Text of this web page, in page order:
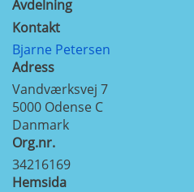
Avdelning
Kontakt
Bjarne Petersen
Adress
Vandværksvej 7
5000 Odense C
Danmark
Org.nr.
34216169
Hemsida